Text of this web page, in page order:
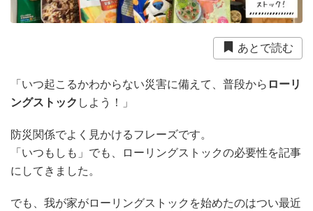
避難所 野菜 防災おでかけ 防災グッズ
非常食あとで読む
「いつ起こるかわからない災害に備えて、普段から ローリ
ングストック しよう！」
防災関係でよく見かけるフレーズです。
「いつもしも」でも、ローリングストックの必要性を記事
にしてきました。
でも、我が家がローリングストックを始めたのはつい最近